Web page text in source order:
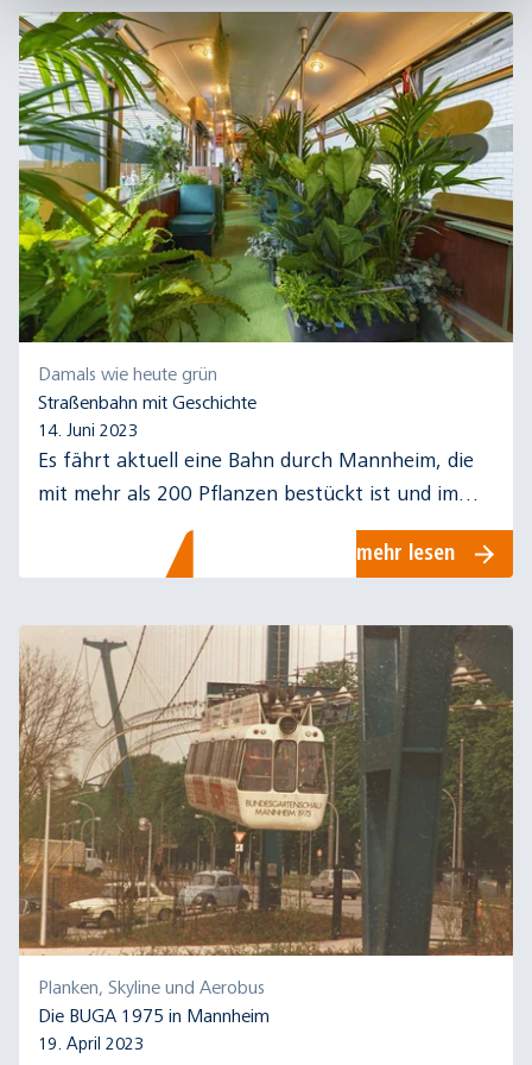
Damals wie heute grün
Straßenbahn mit Geschichte
14. Juni 2023
Es fährt aktuell eine Bahn durch Mannheim, die
mit mehr als 200 Pflanzen bestückt ist und im
Innern einem Dschungel gleicht. Aber nicht nur
das: dieses Fahrzeug hat auch eine
1975 fuhr sie auf der Mannheimer
Bundesgartenschau, damals modernster
Straßenbahn-Wagentyp Mannheims.
mehr lesen
Planken, Skyline und Aerobus
Die BUGA 1975 in Mannheim
19. April 2023